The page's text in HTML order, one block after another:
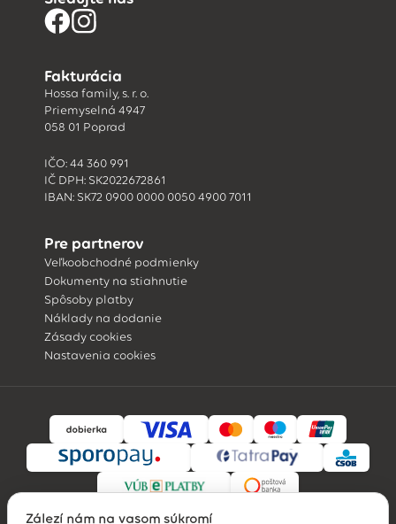
Fakturácia
Hossa family, s. r. o.
Priemyselná 4947
058 01 Poprad
IČO: 44 360 991
IČ DPH: SK2022672861
IBAN: SK72 0900 0000 0050 4900 7011
Pre partnerov
Veľkoobchodné podmienky
Dokumenty na stiahnutie
Spôsoby platby
Náklady na dodanie
Zásady cookies
Nastavenia cookies
Záleží nám na vašom súkromí